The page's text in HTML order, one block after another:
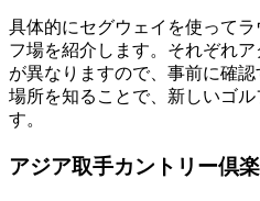
具体的にセグウェイを使って
フ場を紹介します。それぞれ
が異なりますので、事前に確
場所を知ることで、新しいゴ
す。
アジア取手カントリー倶楽